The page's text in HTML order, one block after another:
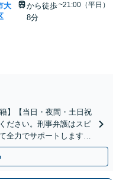
大
から徒歩
8分
~21:00（平日）
】【当日・夜間・土日祝
ださい。刑事弁護はスピ
全力でサポートします。